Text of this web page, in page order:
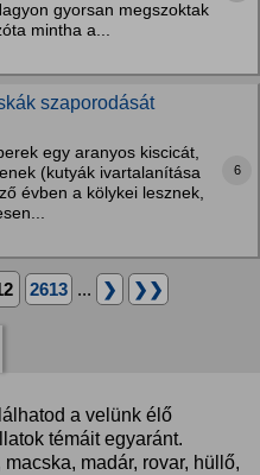
gyorsan megszoktak
mintha a...
szaporodását
egy aranyos kiscicát,
(kutyák ivartalanítása
évben a kölykei lesznek,
6
2613 ... ❯ ❯❯
a velünk élő
témáit egyaránt.
madár, rovar, hüllő,